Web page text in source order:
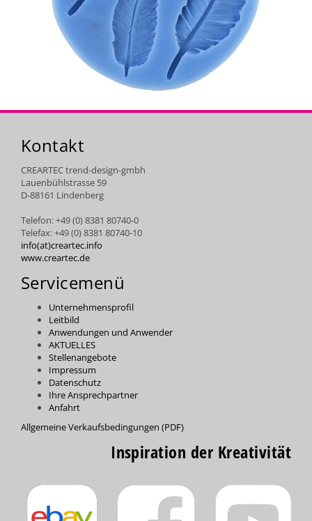
Kontakt
CREARTEC trend-design-gmbh
Lauenbühlstrasse 59
D-88161 Lindenberg
Telefon: +49 (0) 8381 80740-0
Telefax: +49 (0) 8381 80740-10
info(at)creartec.info
www.creartec.de
Servicemenü
Unternehmensprofil
Leitbild
Anwendungen und Anwender
AKTUELLES
Stellenangebote
Impressum
Datenschutz
Ihre Ansprechpartner
Anfahrt
Allgemeine Verkaufsbedingungen (PDF)
Inspiration der Kreativität